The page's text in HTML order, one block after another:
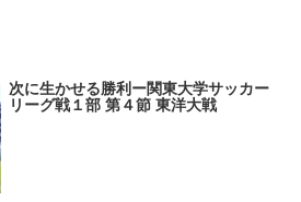
次に生かせる勝利ー関東大学サッカー
リーグ戦１部 第４節 東洋大戦